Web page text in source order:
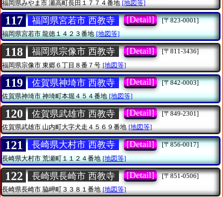
福岡県みやま市瀬高町長田１７７４番地 [地図等]
117 福岡県宮若市 西教寺 [Detail]
[〒823-0001]
福岡県宮若市龍徳１４２３番地 [地図等]
118 福岡県宗像市 西教寺 [Detail]
[〒811-3436]
福岡県宗像市 東郷６丁目８番７号 [地図等]
119 佐賀県神埼市 西教寺 [Detail]
[〒842-0003]
佐賀県神埼市神埼町本堀４５４番地 [地図等]
120 佐賀県武雄市 西教寺 [Detail]
[〒849-2301]
佐賀県武雄市山内町大字犬走４５６９番地 [地図等]
121 長崎県大村市 西教寺 [Detail]
[〒856-0017]
長崎県大村市荒瀬町１１２４番地 [地図等]
122 長崎県長崎市 西教寺 [Detail]
[〒851-0506]
長崎県長崎市脇岬町３３８１番地 [地図等]